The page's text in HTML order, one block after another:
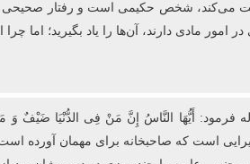
می‌کند، شخص حکیمی است و رفتار صحیحی
مادی دارند، آن‌ها را یاد بگیرید؛ اما
فرمود: أَیُّهَا النَّاسُ إِنَّ مَنْ فِی‏ الدُّنْیَا ضَیْفٌ
است که صاحبخانه برای مهمان آورده